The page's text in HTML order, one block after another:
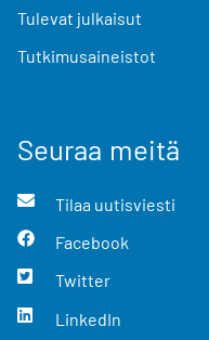
Tulevat julkaisut
Tutkimusaineistot
Seuraa meitä
Tilaa uutisviesti
Facebook
Twitter
LinkedIn